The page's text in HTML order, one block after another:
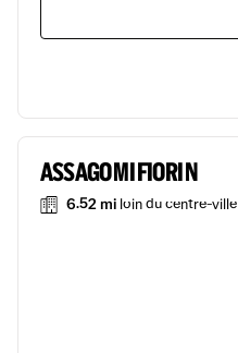
ASSAGO MI FIORI N
6.52 mi loin du centre-ville